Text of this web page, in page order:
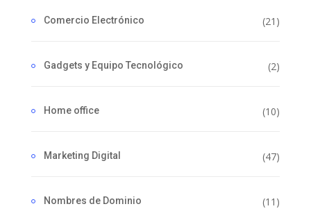
Comercio Electrónico (21)
Gadgets y Equipo Tecnológico (2)
Home office (10)
Marketing Digital (47)
Nombres de Dominio (11)